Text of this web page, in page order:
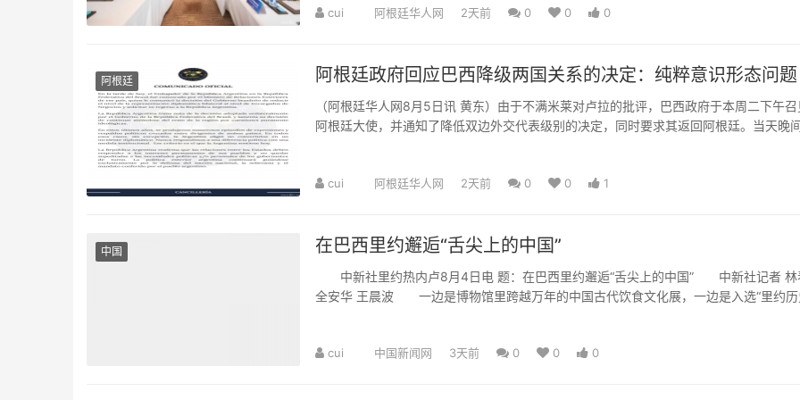
cui 阿根廷华人网 2天前 0 0 0
阿根廷 阿根廷政府回应巴西降级两国关系的决定：纯粹意识形态问题
（阿根廷华人网8月5日讯 黄东）由于不满米莱对卢拉的批评，巴西政府于本周二下午召
阿根廷大使，并通知了降低双边外交代表级别的决定，同时要求其返回阿根廷。当天晚
cui 阿根廷华人网 2天前 0 0 1
中国 在巴西里约邂逅“舌尖上的中国”
中新社里约热内卢8月4日电 题：在巴西里约邂逅“舌尖上的中国” 中新社记者 林
全安华 王晨波 一边是博物馆里跨越万年的中国古代饮食文化展，一边是入选“里约历
cui 中国新闻网 3天前 0 0 0